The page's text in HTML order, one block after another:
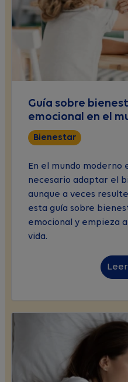
Guía sobre
emocional en el
Bienestar
En el mundo moderno
necesario adaptar el
aunque a veces
esta guía sobre
emocional y empieza
vida.